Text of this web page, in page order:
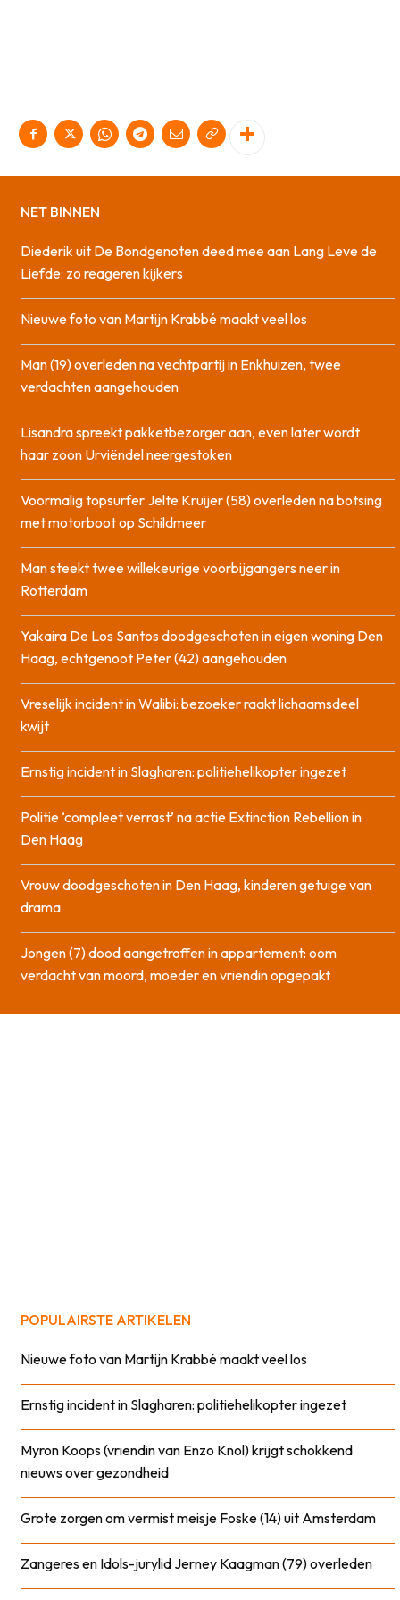
NET BINNEN
Diederik uit De Bondgenoten deed mee aan Lang Leve de
Liefde: zo reageren kijkers
Nieuwe foto van Martijn Krabbé maakt veel los
Man (19) overleden na vechtpartij in Enkhuizen, twee
verdachten aangehouden
Lisandra spreekt pakketbezorger aan, even later wordt
haar zoon Urviëndel neergestoken
Voormalig topsurfer Jelte Kruijer (58) overleden na botsing
met motorboot op Schildmeer
Man steekt twee willekeurige voorbijgangers neer in
Rotterdam
Yakaira De Los Santos doodgeschoten in eigen woning Den
Haag, echtgenoot Peter (42) aangehouden
Vreselijk incident in Walibi: bezoeker raakt lichaamsdeel
kwijt
Ernstig incident in Slagharen: politiehelikopter ingezet
Politie ‘compleet verrast’ na actie Extinction Rebellion in
Den Haag
Vrouw doodgeschoten in Den Haag, kinderen getuige van
drama
Jongen (7) dood aangetroffen in appartement: oom
verdacht van moord, moeder en vriendin opgepakt
POPULAIRSTE ARTIKELEN
Nieuwe foto van Martijn Krabbé maakt veel los
Ernstig incident in Slagharen: politiehelikopter ingezet
Myron Koops (vriendin van Enzo Knol) krijgt schokkend
nieuws over gezondheid
Grote zorgen om vermist meisje Foske (14) uit Amsterdam
Zangeres en Idols-jurylid Jerney Kaagman (79) overleden